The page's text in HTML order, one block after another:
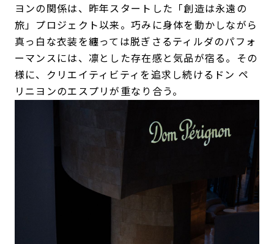
ヨンの関係は、昨年スタートした「創造は永遠の
旅」プロジェクト以来。巧みに身体を動かしながら
真っ白な衣装を纏っては脱ぎさるティルダのパフォ
ーマンスには、凛とした存在感と気品が宿る。その
様に、クリエイティビティを追求し続けるドン ペ
リニヨンのエスプリが重なり合う。